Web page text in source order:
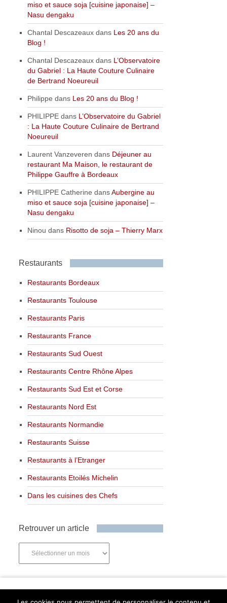
miso et sauce soja [cuisine japonaise] –
Nasu dengaku
Chantal Descazeaux dans Les 20 ans du
Blog !
Chantal Descazeaux dans L’Observatoire
du Gabriel : La Haute Couture Culinaire
de Bertrand Noeureuil
Philippe dans Les 20 ans du Blog !
PHILIPPE dans L’Observatoire du Gabriel
: La Haute Couture Culinaire de Bertrand
Noeureuil
Laurent Vanzeveren dans Déjeuner au
restaurant Ma Maison, le restaurant de
Philippe Gauffre à Bordeaux
PHILIPPE Catherine dansAubergine au
miso et sauce soja [cuisine japonaise] –
Nasu dengaku
Ninou dans Risotto de soja – Thierry Marx
Restaurants
Restaurants Bordeaux
Restaurants Toulouse
Restaurants Paris
Restaurants France
Restaurants Sud Ouest
Restaurants Centre Rhône Alpes
Restaurants Sud Est et Corse
Restaurants Nord Est
Restaurants Normandie
Restaurants Suisse
Restaurants à l’Etranger
Restaurants Etoilés Michelin
Dans les cuisines des Chefs
Retrouver un article